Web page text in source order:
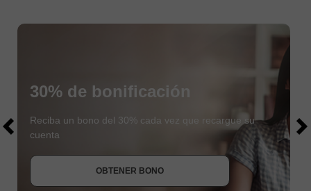
$1000
UNIRSE AL CONCURSO
30% de bonificación
Reciba un bono del 30% cada vez que recargue su
cuenta
OBTENER BONO